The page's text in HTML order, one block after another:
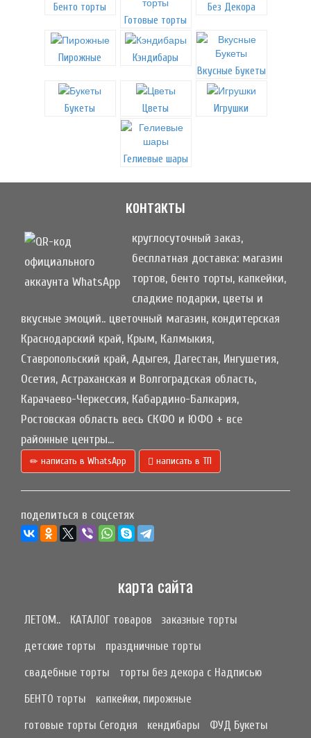
Бенто торты
Готовые торты
Без Декора
Пирожные
Кэндибары
Вкусные Букеты
Букеты Цветы Игрушки
Гелиевые шары
контакты
круглосуточный заказ,
бесплатная доставка: магазин
тортов, бенто торты, капкейки,
сладкие подарки, цветы и
вкусные эмоций.. цветочный магазин, кондитерская
Краснодарский край, Крым, Калмыкия,
Ставропольский край, Адыгея, Дагестан, Ингушетия,
Осетия, Астраханская и Волгоградская область,
Карачаево-Черкессия, Кабардино-Балкария,
Ростовская область весь СКФО и ЮФО + все
районные центры...
написать в WhatsApp написать в ТП
поделиться в соцсетях
карта сайта
ЛЕТОМ.. КАТАЛОГ товаров
заказные торты
детские торты
праздничные торты
свадебные торты
торты без декора с Надписью
БЕНТО торты
капкейки, пирожные
готовые торты Сегодня
кендибары
ФУД Букеты